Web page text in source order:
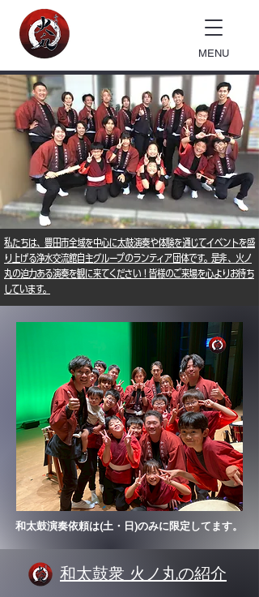
MENU
私たちは、豊田市全域を中心に太鼓演奏や体験を通じてイベントを盛
り上げる浄水交流館自主グループのランティア団体です。是非、火ノ
丸の迫力ある演奏を観に来てください！皆様のご来場を心よりお待ち
しています。
和太鼓演奏依頼は(土・日)のみに限定してます。
和太鼓衆 火ノ丸の紹介